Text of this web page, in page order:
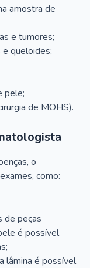
amostra de
e tumores;
queloides;
pele;
de MOHS).
o
como:
de peças
é possível
lâmina é possível